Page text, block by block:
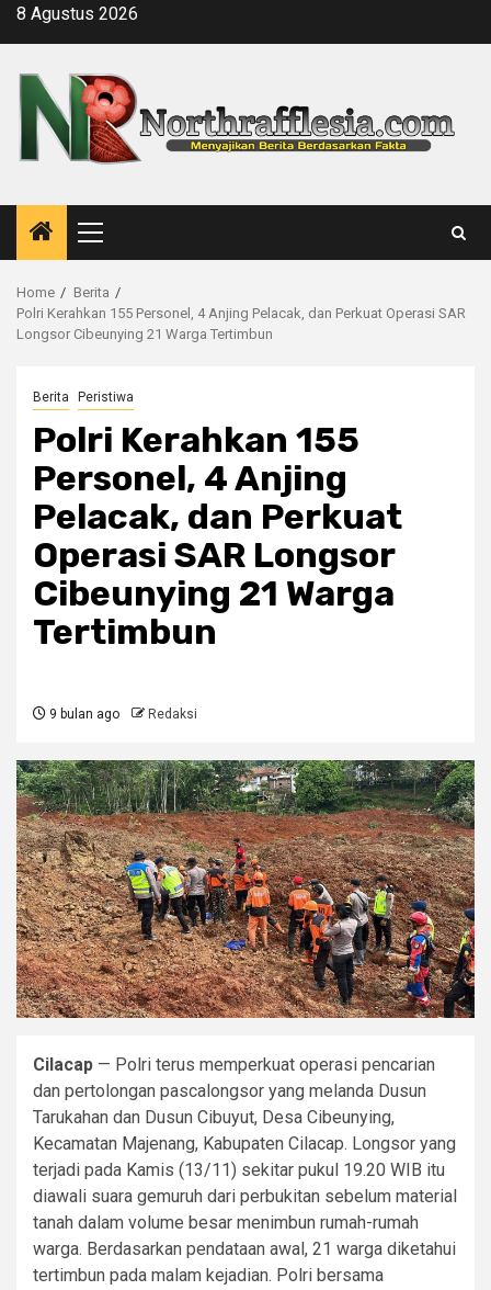
Skip8 Agustus 2026
Primary
Menu
Home
Berita
Polri Kerahkan 155 Personel, 4 Anjing Pelacak, dan Perkuat Operasi SAR
Longsor Cibeunying 21 Warga Tertimbun
Berita Peristiwa
Polri Kerahkan 155
Personel, 4 Anjing
Pelacak, dan Perkuat
Operasi SAR Longsor
Cibeunying 21 Warga
Tertimbun
9 bulan ago Redaksi
Cilacap — Polri terus memperkuat operasi pencarian
dan pertolongan pascalongsor yang melanda Dusun
Tarukahan dan Dusun Cibuyut, Desa Cibeunying,
Kecamatan Majenang, Kabupaten Cilacap. Longsor yang
terjadi pada Kamis (13/11) sekitar pukul 19.20 WIB itu
diawali suara gemuruh dari perbukitan sebelum material
tanah dalam volume besar menimbun rumah-rumah
warga. Berdasarkan pendataan awal, 21 warga diketahui
tertimbun pada malam kejadian. Polri bersama